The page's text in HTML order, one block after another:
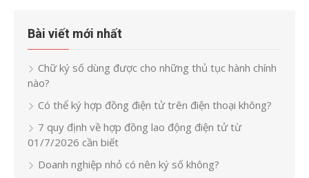
Bài viết mới nhất
Chữ ký số dùng được cho những thủ tục hành chính
nào?
Có thể ký hợp đồng điện tử trên điện thoại không?
7 quy định về hợp đồng lao động điện tử từ
01/7/2026 cần biết
Doanh nghiệp nhỏ có nên ký số không?